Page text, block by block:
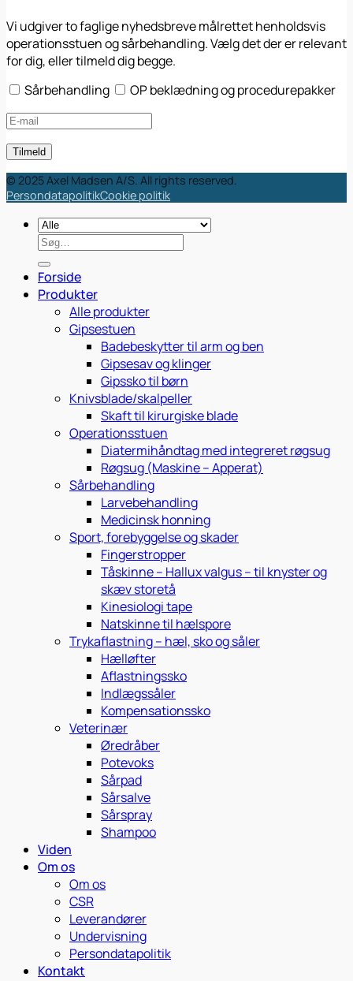
Vi udgiver to faglige nyhedsbreve målrettet henholdsvis
operationsstuen og sårbehandling. Vælg det der er relevant
for dig, eller tilmeld dig begge.
Sårbehandling
OP beklædning og procedurepakker
© 2025 Axel Madsen A/S. All rights reserved.
PersondatapolitikCookie politik
Søg
efter:
Forside
Produkter
Alle produkter
Gipsestuen
Badebeskytter til arm og ben
Gipsesav og klinger
Gipssko til børn
Knivsblade/skalpeller
Skaft til kirurgiske blade
Operationsstuen
Diatermihåndtag med integreret røgsug
Røgsug (Maskine – Apperat)
Sårbehandling
Larvebehandling
Medicinsk honning
Sport, forebyggelse og skader
Fingerstropper
Tåskinne – Hallux valgus – til knyster og
skæv storetå
Kinesiologi tape
Natskinne til hælspore
Trykaflastning – hæl, sko og såler
Hælløfter
Aflastningssko
Indlægssåler
Kompensationssko
Veterinær
Øredråber
Potevoks
Sårpad
Sårsalve
Sårspray
Shampoo
Viden
Om os
Om os
CSR
Leverandører
Undervisning
Persondatapolitik
Kontakt